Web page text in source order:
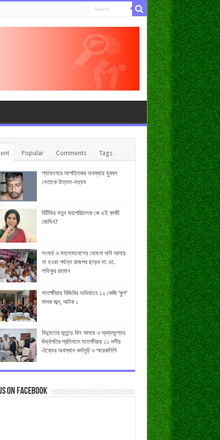
Popular Comments Tags
শ্যামনগরে আপত্তিকর অবস্থায় যুবদল
নেতাকে উত্তম-মধ্যম
বিটিভির নতুন মহাপরিচালক কে এই কাজী
জেসিন?
লংমার্চ ও মহাসমাবেশের ঘোষণা দাবি আদায়
না হওয়া পর্যন্ত রাজপথ ছাড়ব না: ডা.
শফিকুর রহমান
সাতক্ষীরায় বিজিবির অভিযানে ১২ কেজি ‘কুশ’
মাদক জব্দ, আটক ১
বিদ্যুতের ভূতুড়ে বিল আদায় ও দ্রব্যমূল্যের
ঊর্ধ্বগতির প্রতিবাদে সাতক্ষীরায় ১১ দলীয়
ঐক্যের অবস্থান কর্মসূচি ও স্মারকলিপি
on Facebook